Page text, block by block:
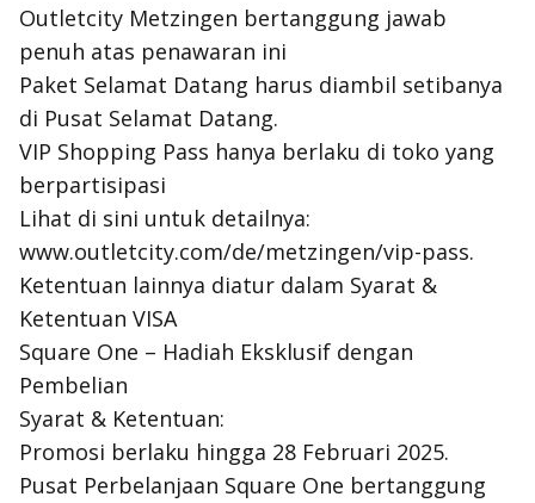
Outletcity Metzingen bertanggung jawab
penuh atas penawaran ini
Paket Selamat Datang harus diambil setibanya
di Pusat Selamat Datang.
VIP Shopping Pass hanya berlaku di toko yang
berpartisipasi
Lihat di sini untuk detailnya:
www.outletcity.com/de/metzingen/vip-pass.
Ketentuan lainnya diatur dalam Syarat &
Ketentuan VISA
Square One – Hadiah Eksklusif dengan
Pembelian
Syarat & Ketentuan:
Promosi berlaku hingga 28 Februari 2025.
Pusat Perbelanjaan Square One bertanggung